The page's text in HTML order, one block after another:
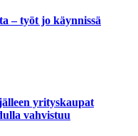
– työt jo käynnissä
yrityskaupat
vahvistuu